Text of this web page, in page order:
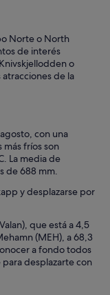
Norte o North
de interés
o
atracciones de la
con una
más fríos son
La media de
de 688 mm.
y desplazarse por
que está a 4,5
(MEH), a 68,3
a fondo todos
para desplazarte con